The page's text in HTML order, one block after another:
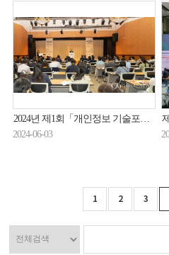
2024년 제1회「개인정보 기술포럼 」세미나 개최 (24.5.30.)
2024-06-03
1 2 3